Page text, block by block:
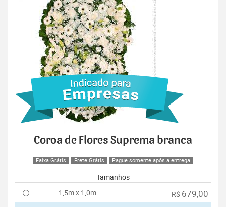
Coroa de Flores Suprema branca
Faixa Grátis Frete Grátis Pague somente após a entrega
Tamanhos
1,5m x 1,0m
R$ 679,00